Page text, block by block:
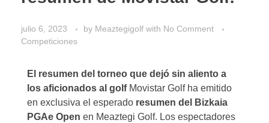
julio 6, 2023 by Meaztegigolf with No Comment
Competiciones
El resumen del torneo que dejó sin aliento a
los aficionados al golfMovistar Golf ha emitido
en exclusiva el esperado resumen del Bizkaia
PGAe Open en Meaztegi Golf. Los espectadores